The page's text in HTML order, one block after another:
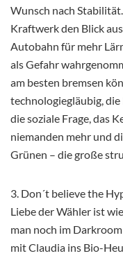
Wunsch nach
Kraftwerk den Blick
Autobahn für mehr
als Gefahr
am besten bremsen
technologiegläubig,
die soziale Frage, das
niemanden mehr und
Grünen – die große
3. Don´t believe the
Liebe der Wähler ist
man noch im
mit Claudia ins Bio-